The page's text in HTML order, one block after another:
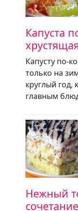
Капуста
Капусту по-
только на
круглый год,
главным
Нежный